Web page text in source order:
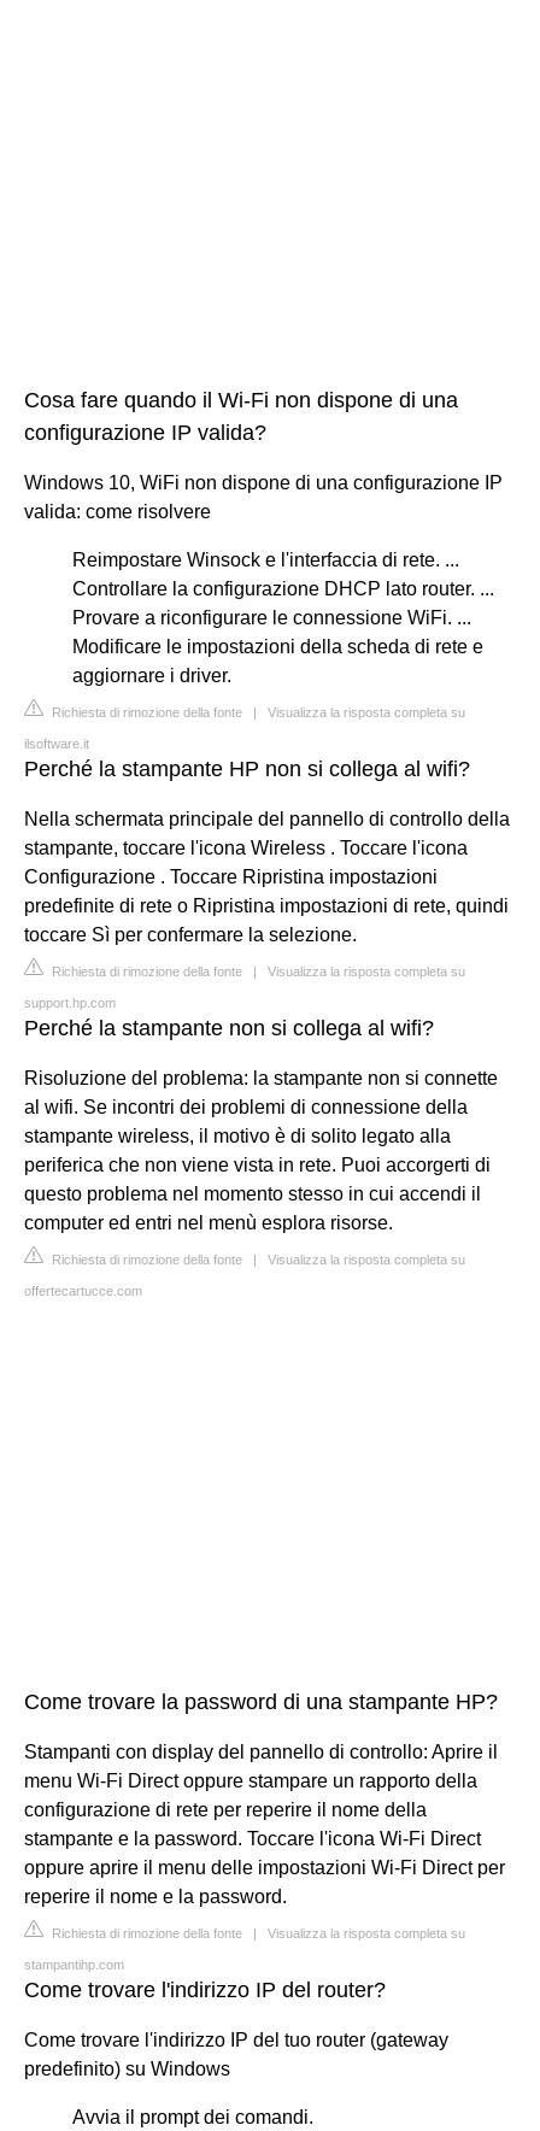
Cosa fare quando il Wi-Fi non dispone di una
configurazione IP valida?
Windows 10, WiFi non dispone di una configurazione IP
valida: come risolvere
Reimpostare Winsock e l'interfaccia di rete. ...
Controllare la configurazione DHCP lato router. ...
Provare a riconfigurare le connessione WiFi. ...
Modificare le impostazioni della scheda di rete e
aggiornare i driver.
Richiesta di rimozione della fonte | Visualizza la risposta completa su
ilsoftware.it
Perché la stampante HP non si collega al wifi?
Nella schermata principale del pannello di controllo della
stampante, toccare l'icona Wireless . Toccare l'icona
Configurazione . Toccare Ripristina impostazioni
predefinite di rete o Ripristina impostazioni di rete, quindi
toccare Sì per confermare la selezione.
Richiesta di rimozione della fonte | Visualizza la risposta completa su
support.hp.com
Perché la stampante non si collega al wifi?
Risoluzione del problema: la stampante non si connette
al wifi. Se incontri dei problemi di connessione della
stampante wireless, il motivo è di solito legato alla
periferica che non viene vista in rete. Puoi accorgerti di
questo problema nel momento stesso in cui accendi il
computer ed entri nel menù esplora risorse.
Richiesta di rimozione della fonte | Visualizza la risposta completa su
offertecartucce.com
Come trovare la password di una stampante HP?
Stampanti con display del pannello di controllo: Aprire il
menu Wi-Fi Direct oppure stampare un rapporto della
configurazione di rete per reperire il nome della
stampante e la password. Toccare l'icona Wi-Fi Direct
oppure aprire il menu delle impostazioni Wi-Fi Direct per
reperire il nome e la password.
Richiesta di rimozione della fonte | Visualizza la risposta completa su
stampantihp.com
Come trovare l'indirizzo IP del router?
Come trovare l'indirizzo IP del tuo router (gateway
predefinito) su Windows
Avvia il prompt dei comandi.